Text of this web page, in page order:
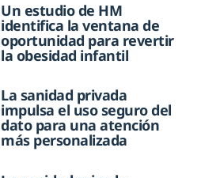
Un estudio de HM
identifica la ventana de
oportunidad para revertir
la obesidad infantil
La sanidad privada
impulsa el uso seguro del
dato para una atención
más personalizada